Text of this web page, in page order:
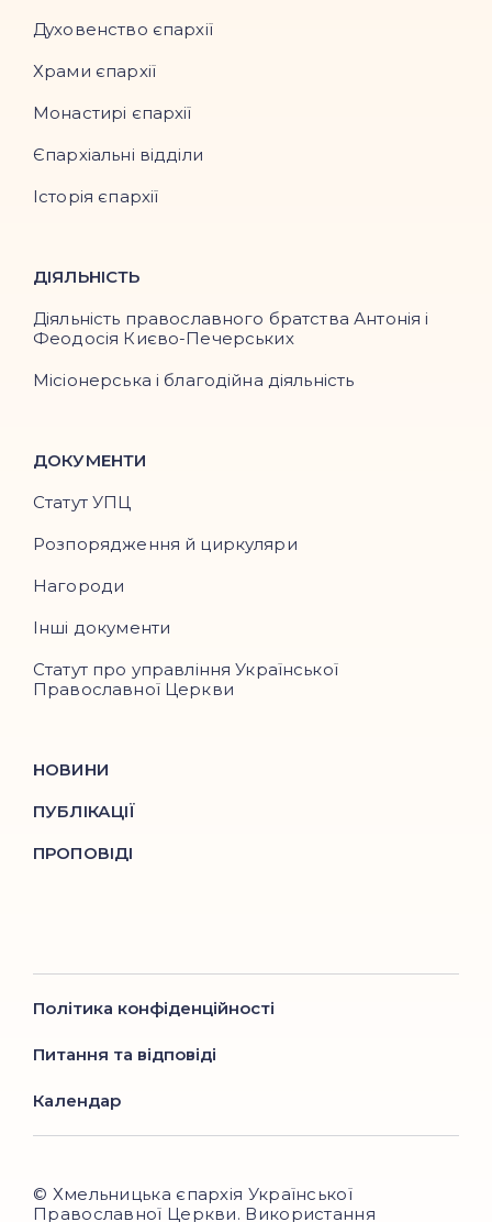
Духовенство єпархії
Храми єпархії
Монастирі єпархії
Єпархіальні відділи
Історія єпархії
ДІЯЛЬНІСТЬ
Діяльність православного братства Антонія і
Феодосія Києво-Печерських
Місіонерська і благодійна діяльність
ДОКУМЕНТИ
Статут УПЦ
Розпорядження й циркуляри
Нагороди
Інші документи
Статут про управління Української
Православної Церкви
НОВИНИ
ПУБЛІКАЦІЇ
ПРОПОВІДІ
Політика конфіденційності
Питання та відповіді
Календар
© Хмельницька єпархія Української
Православної Церкви. Використання